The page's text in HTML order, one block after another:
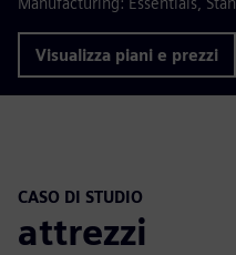
Visualizza piani e prezzi
CASO DI STUDIO
attrezzi